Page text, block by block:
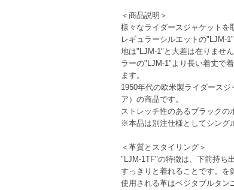
＜商品説明＞
様々なライダースジャケットを
レギュラーシルエットの"LJM-
地は"LJM-1"と大差は在りませ
ラーの"LJM-1"より長い着丈で
ます。
1950年代の欧米製ライダース
ア）の商品です。
ストレッチ性のあるブラックの
※本品は別注仕様としてシング
＜革質とスタイリング＞
"LJM-1TF"の特徴は、下前持ち
すっきりと着れることです。を
使用される革はベジタブルタン